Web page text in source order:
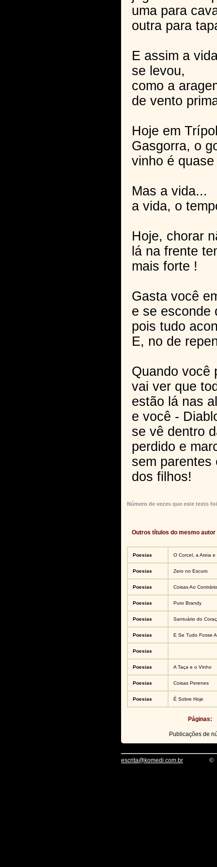
uma para
outra para
E assim a
se levou,
como a
de vento
Hoje em
Gasgorra, o
vinho é
Mas a vida...
a vida, o
Hoje, chorar
lá na frente
mais forte !
Gasta você
e se esconde
pois tudo
E, no de
Quando você
vai ver que
estão lá nas
e você -
se vê dentro
perdido e
sem parentes
dos filhos!
Número de vezes que este texto
Outros títulos do mesmo autor
Poesias O Corcel, a Areia e
Poesias Zero no Escuro
Poesias Coisas Ao Contrário
Poesias Puro Brandy
Poesias Santuário do
Poesias E Se Tudo Fosse
Poesias
Poesias A Taça e o Vinho
Poesias Coisas Perenes
Poesias É Sobre Hoje
Páginas:
Publicações de
escrita@komedi.com.br ©